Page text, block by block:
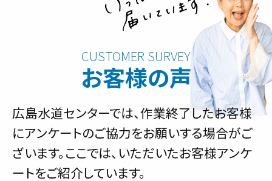
お客様の声
広島水道センターでは、作業終了したお客様
にアンケートのご協力をお願いする場合がご
ざいます。ここでは、いただいたお客様アンケ
ートをご紹介しています。